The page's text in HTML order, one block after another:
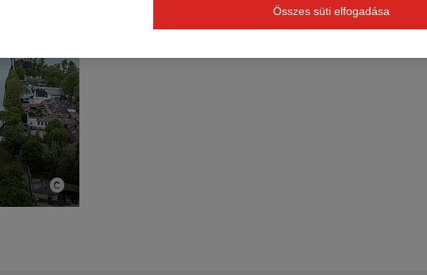
Összes süti elfogadása